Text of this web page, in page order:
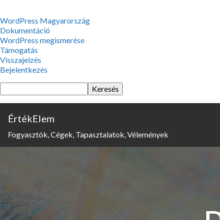
WordPress,
a
csodás
WordPress Magyarország
Dokumentáció
WordPress megismerése
Támogatás
Visszajelzés
Bejelentkezés
Keresés
ÉrtékElem
Fogyasztók, Cégek, Tapasztalatok, Vélemények